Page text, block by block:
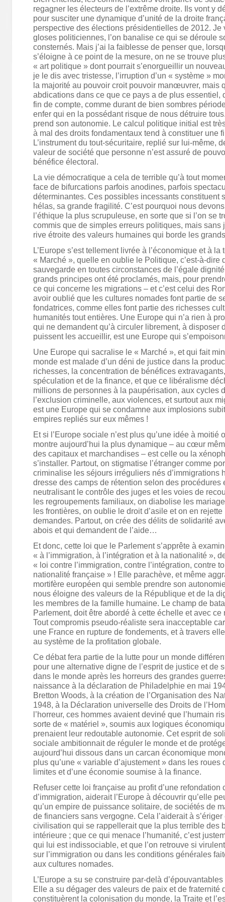
regagner les électeurs de l’extrême droite. Ils vont y
pour susciter une dynamique d’unité de la droite
perspective des élections présidentielles de 2012. Je
gloses politiciennes, l’on banalise ce qui se déroule
consternés. Mais j’ai la faiblesse de penser que,
s’éloigne à ce point de la mesure, on ne se trouve
« art politique » dont pourrait s’enorgueillir un
je le dis avec tristesse, l’irruption d’un « système »
la majorité au pouvoir croit pouvoir manœuvrer, mais
abdications dans ce que ce pays a de plus essentiel,
fin de compte, comme durant de bien sombres
enfer qui en la possédant risque de nous détruire
prend son autonomie. Le calcul politique initial est
à mal des droits fondamentaux tend à constituer une
L’instrument du tout-sécuritaire, replié sur lui-même,
valeur de société que personne n’est assuré de
bénéfice électoral.
La vie démocratique a cela de terrible qu’à tout
face de bifurcations parfois anodines, parfois
déterminantes. Ces possibles incessants constituent
hélas, sa grande fragilité. C’est pourquoi nous
l’éthique la plus scrupuleuse, en sorte que si l’on se
commis que de simples erreurs politiques, mais sans
rive étroite des valeurs humaines qui borde les
L’Europe s’est tellement livrée à l’économique et à
« Marché », quelle en oublie le Politique, c’est-à-dire
sauvegarde en toutes circonstances de l’égale
grands principes ont été proclamés, mais, pour
ce qui concerne les migrations – et c’est celui des
avoir oublié que les cultures nomades font partie de
fondatrices, comme elles font partie des richesses
humanités tout entières. Une Europe qui n’a rien à
qui ne demandent qu’à circuler librement, à disposer
puissent les accueillir, est une Europe qui
Une Europe qui sacralise le « Marché », et qui fait
monde est malade d’un déni de justice dans la
richesses, la concentration de bénéfices
spéculation et de la finance, et que ce libéralisme
millions de personnes à la paupérisation, aux cycles
l’exclusion criminelle, aux violences, et surtout aux
est une Europe qui se condamne aux implosions
empires repliés sur eux mêmes !
Et si l’Europe sociale n’est plus qu’une idée à moitié
montre aujourd’hui la plus dynamique – au cœur
des capitaux et marchandises – est celle ou la
s’installer. Partout, on stigmatise l’étranger comme
criminalise les séjours irréguliers nés d’immigrations
dresse des camps de rétention selon des procédures
neutralisant le contrôle des juges et les voies de
les regroupements familiaux, on diabolise les
les frontières, on oublie le droit d’asile et on en rejette
demandes. Partout, on crée des délits de solidarité
abois et qui demandent de l’aide…
Et donc, cette loi que le Parlement s’apprête à
« à l’immigration, à l’intégration et à la nationalité »,
« loi contre l’immigration, contre l’intégration, contre
nationalité française » ! Elle parachève, et même
mortifère européen qui semble prendre son
nous éloigne des valeurs de la République et de la
les membres de la famille humaine. Le champ de
Parlement, doit être abordé à cette échelle et avec ce
Tout compromis pseudo-réaliste sera inacceptable
une France en rupture de fondements, et à travers
au système de la profitation globale.
Ce débat fera partie de la lutte pour un monde
pour une alternative digne de l’esprit de justice et de
dans le monde après les horreurs des grandes
naissance à la déclaration de Philadelphie en mai
Bretton Woods, à la création de l’Organisation des
1948, à la Déclaration universelle des Droits de
l’horreur, ces hommes avaient deviné que l’humain
sorte de « matériel », soumis aux logiques
prenaient leur redoutable autonomie. Cet esprit de
sociale ambitionnait de réguler le monde et de
aujourd’hui dissous dans un carcan économique
plus qu’une « variable d’ajustement » dans les roues
limites et d’une économie soumise à la finance.
Refuser cette loi française au profit d’une
d’immigration, aiderait l’Europe à découvrir qu’elle
qu’un empire de puissance solitaire, de sociétés de
de financiers sans vergogne. Cela l’aiderait à
civilisation qui se rappellerait que la plus terrible des
intérieure ; que ce qui menace l’humanité, c’est
qui lui est indissociable, et que l’on retrouve si
sur l’immigration ou dans les conditions générales
aux cultures nomades.
L’Europe a su se construire par-delà
Elle a su dégager des valeurs de paix et de fraternité
constituèrent la colonisation du monde, la Traite et